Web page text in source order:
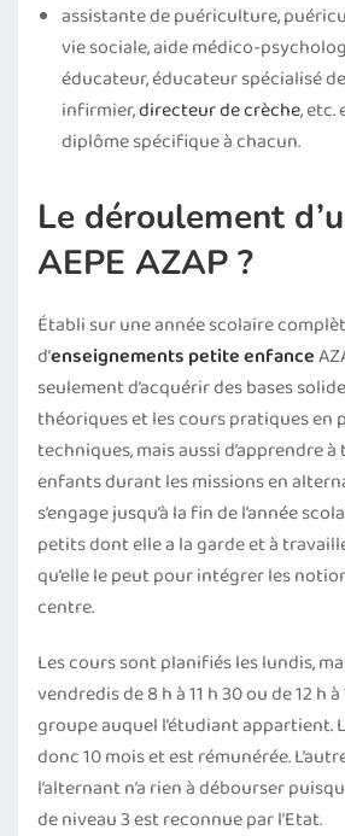
assistante de puériculture,
vie sociale, aide médico-
éducateur, éducateur spécialisé
infirmier,directeur de crèche, etc.
diplôme spécifique à chacun.
Le déroulement
AEPE AZAP ?
Établi sur une année scolaire
d’enseignements petite enfance
seulement d’acquérir des bases
théoriques et les cours pratiques en
techniques, mais aussi d’apprendre
enfants durant les missions en
s’engage jusqu’à la fin de l’année
petits dont elle a la garde et à
qu’elle le peut pour intégrer les
centre.
Les cours sont planifiés les lundis,
vendredis de 8 h à 11 h 30 ou de 12 h
groupe auquel l’étudiant appartient.
donc 10 mois et est rémunérée.
l’alternant n’a rien à débourser
de niveau 3 est reconnue par l’Etat.